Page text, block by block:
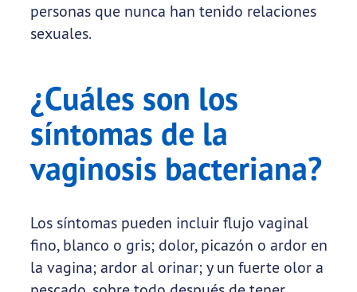
personas que nunca han tenido relaciones
sexuales.
¿Cuáles son los
síntomas de la
vaginosis bacteriana?
Los síntomas pueden incluir flujo vaginal
fino, blanco o gris; dolor, picazón o ardor en
la vagina; ardor al orinar; y un fuerte olor a